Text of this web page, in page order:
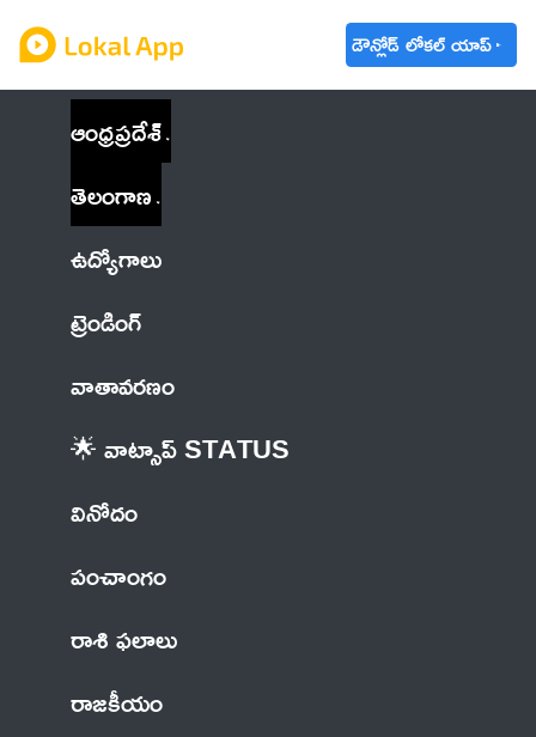
డౌన్లోడ్ లోకల్ యాప్
ఆంధ్రప్రదేశ్
తెలంగాణ
ఉద్యోగాలు
ట్రెండింగ్
వాతావరణం
🌟 వాట్సాప్ STATUS
వినోదం
పంచాంగం
రాశి ఫలాలు
రాజకీయం